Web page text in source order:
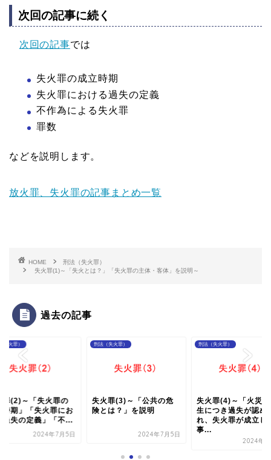
次回の記事に続く
次回の記事では
失火罪の成立時期
失火罪における過失の定義
不作為による失火罪
罪数
などを説明します。
放火罪、失火罪の記事まとめ一覧
HOME
刑法（失火罪）
失火罪(1)～「失火とは？」「失火罪の主体・客体」を説明～
過去の記事
失火罪）
罪(2)～「失火罪の
時期」「失火罪にお
過失の定義」「不...
2024年7月5日
刑法（失火罪）
失火罪(3)～「公共の危
険とは？」を説明
2024年7月5日
刑法（失火罪）
失火罪(4)～「火災
生につき過失が認め
れ、失火罪が成立し
事...
2024年7